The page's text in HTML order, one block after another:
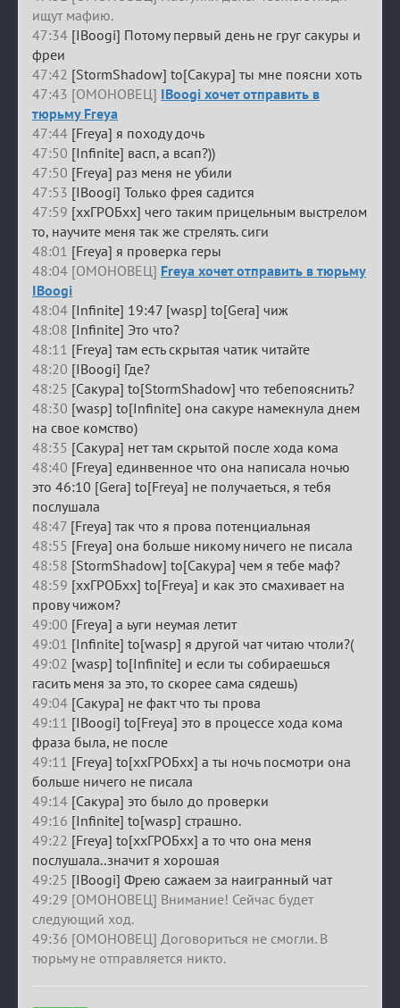
ищут мафию.
47:34 [IBoogi] Потому первый день не груг сакуры и
фреи
47:42 [StormShadow] to[Сакура] ты мне поясни хоть
47:43 [ОМОНОВЕЦ] IBoogi хочет отправить в
тюрьму Freya
47:44 [Freya] я походу дочь
47:50 [Infinite] васп, а всап?))
47:50 [Freya] раз меня не убили
47:53 [IBoogi] Только фрея садится
47:59 [ххГРОБхх] чего таким прицельным выстрелом
то, научите меня так же стрелять. сиги
48:01 [Freya] я проверка геры
48:04 [ОМОНОВЕЦ] Freya хочет отправить в тюрьму
IBoogi
48:04 [Infinite] 19:47 [wasp] to[Gera] чиж
48:08 [Infinite] Это что?
48:11 [Freya] там есть скрытая чатик читайте
48:20 [IBoogi] Где?
48:25 [Сакура] to[StormShadow] что тебепояснить?
48:30 [wasp] to[Infinite] она сакуре намекнула днем
на свое комство)
48:35 [Сакура] нет там скрытой после хода кома
48:40 [Freya] единвенное что она написала ночью
это 46:10 [Gera] to[Freya] не получаеться, я тебя
послушала
48:47 [Freya] так что я прова потенциальная
48:55 [Freya] она больше никому ничего не писала
48:58 [StormShadow] to[Сакура] чем я тебе маф?
48:59 [ххГРОБхх] to[Freya] и как это смахивает на
прову чижом?
49:00 [Freya] а ьуги неумая летит
49:01 [Infinite] to[wasp] я другой чат читаю чтоли?(
49:02 [wasp] to[Infinite] и если ты собираешься
гасить меня за это, то скорее сама сядешь)
49:04 [Сакура] не факт что ты прова
49:11 [IBoogi] to[Freya] это в процессе хода кома
фраза была, не после
49:11 [Freya] to[ххГРОБхх] а ты ночь посмотри она
больше ничего не писала
49:14 [Сакура] это было до проверки
49:16 [Infinite] to[wasp] страшно.
49:22 [Freya] to[ххГРОБхх] а то что она меня
послушала..значит я хорошая
49:25 [IBoogi] Фрею сажаем за наигранный чат
49:29 [ОМОНОВЕЦ] Внимание! Сейчас будет
следующий ход.
49:36 [ОМОНОВЕЦ] Договориться не смогли. В
тюрьму не отправляется никто.